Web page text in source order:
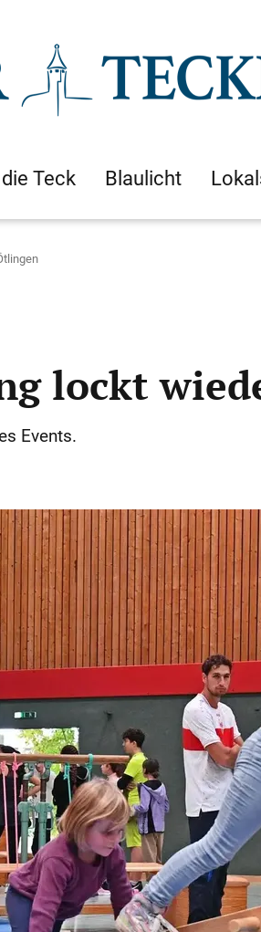
Teck Blaulicht
lockt
Events.